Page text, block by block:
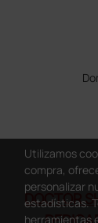
DOCTOR
Utilizamos
compra,
personalizar
estadísticas.
herramientas